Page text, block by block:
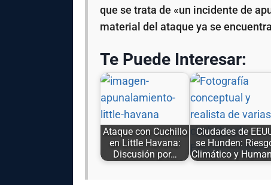
que se trata de «un incidente de
material del ataque ya se encuentra
Te Puede Interesar:
Ataque con Cuchillo
en Little Havana:
Discusión por…
Ciudades de
se Hunden:
Climático y